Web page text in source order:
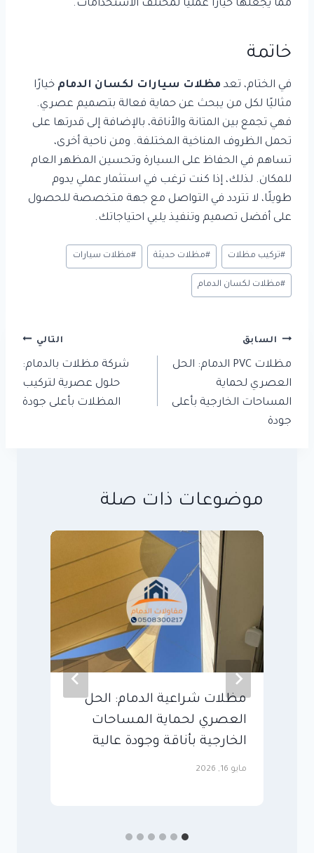
مما يجعلها خيارًا عمليًا لمختلف الاستخدامات.
خاتمة
في الختام، تعد مظلات سيارات لكسان الدمام خيارًا
مثاليًا لكل من يبحث عن حماية فعالة بتصميم عصري.
فهي تجمع بين المتانة والأناقة، بالإضافة إلى قدرتها على
تحمل الظروف المناخية المختلفة. ومن ناحية أخرى،
تساهم في الحفاظ على السيارة وتحسين المظهر العام
للمكان. لذلك، إذا كنت ترغب في استثمار عملي يدوم
طويلًا، لا تتردد في التواصل مع جهة متخصصة للحصول
على أفضل تصميم وتنفيذ يلبي احتياجاتك.
وسوم
المقال:
#تركيب مظلات #مظلات حديثة #مظلات سيارات
#مظلات لكسان الدمام
تصفّح
المقالات
السابق
مظلات PVC الدمام: الحل
العصري لحماية
المساحات الخارجية بأعلى
جودة
التالي
شركة مظلات بالدمام:
حلول عصرية لتركيب
المظلات بأعلى جودة
موضوعات ذات صلة
مظلات شراعية الدمام: الحل
العصري لحماية المساحات
الخارجية بأناقة وجودة عالية
مايو 16, 2026